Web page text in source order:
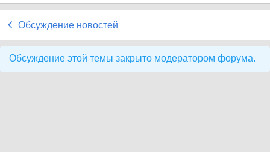
Обсуждение новостей
Обсуждение этой темы закрыто модератором форума.